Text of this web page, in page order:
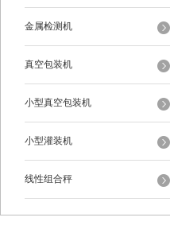
金属检测机
真空包装机
小型真空包装机
小型灌装机
线性组合秤